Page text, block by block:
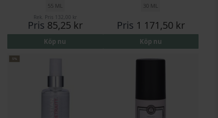
55 ML
Rek. Pris 132,00 kr
Pris 85,25 kr
Köp nu
30 ML
Pris 1 171,50 kr
Köp nu
5%